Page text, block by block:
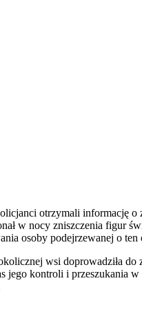
otrzymali informację o
w nocy zniszczenia
osoby podejrzewanej o ten
wsi doprowadziła
jego kontroli i przeszukania